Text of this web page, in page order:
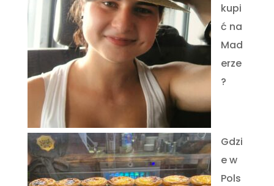
kupi
ć na
Mad
erze
?
Gdzi
e w
Pols